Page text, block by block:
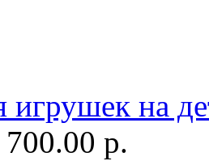
игрушек на
700.00 р.